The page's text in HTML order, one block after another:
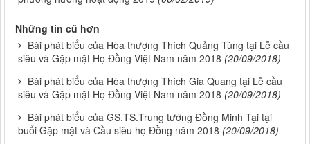
Những tin cũ hơn
Bài phát biểu của Hòa thượng Thích Quảng Tùng tại Lễ cầu
siêu và Gặp mặt Họ Đồng Việt Nam năm 2018 (20/09/2018)
Bài phát biểu của Hòa thượng Thích Gia Quang tại Lễ cầu
siêu và Gặp mặt Họ Đồng Việt Nam năm 2018 (20/09/2018)
Bài phát biểu của GS.TS.Trung tướng Đồng Minh Tại tại
buổi Gặp mặt và Cầu siêu họ Đồng năm 2018 (20/09/2018)